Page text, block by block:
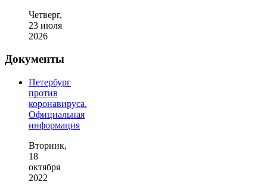
Четверг,
23 июля
2026
Документы
Петербург
против
коронавируса.
Официальная
информация
Вторник,
18
октября
2022